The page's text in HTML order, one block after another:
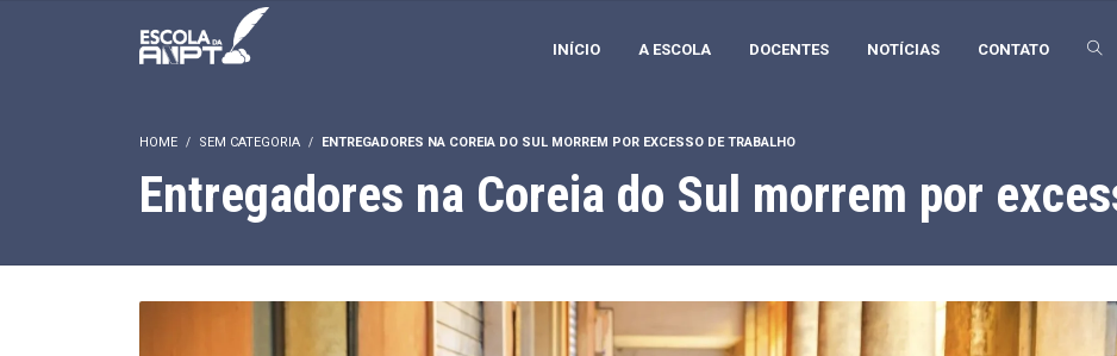
INÍCIO A ESCOLA DOCENTES NOTÍCIAS CONTATO
HOME SEM CATEGORIA ENTREGADORES NA COREIA DO SUL MORREM POR EXCESSO DE TRABALHO
Entregadores na Coreia do Sul morrem por